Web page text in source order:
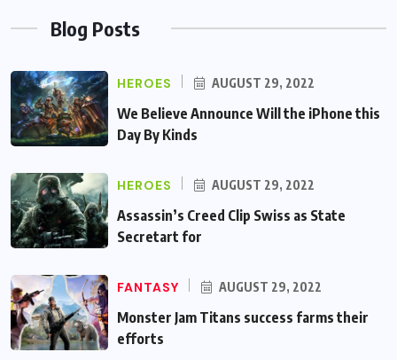
Blog Posts
HEROES AUGUST 29, 2022
We Believe Announce Will the iPhone this
Day By Kinds
HEROES AUGUST 29, 2022
Assassin’s Creed Clip Swiss as State
Secretart for
FANTASY AUGUST 29, 2022
Monster Jam Titans success farms their
efforts